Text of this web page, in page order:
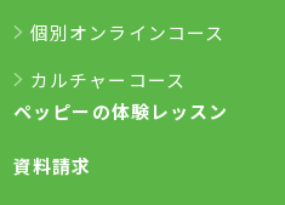
個別オンラインコース
カルチャーコース
ペッピーの体験レッスン
資料請求